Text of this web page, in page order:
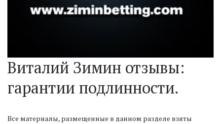
Виталий Зимин отзывы:
гарантии подлинности.
Все материалы, размещенные в данном разделе взяты